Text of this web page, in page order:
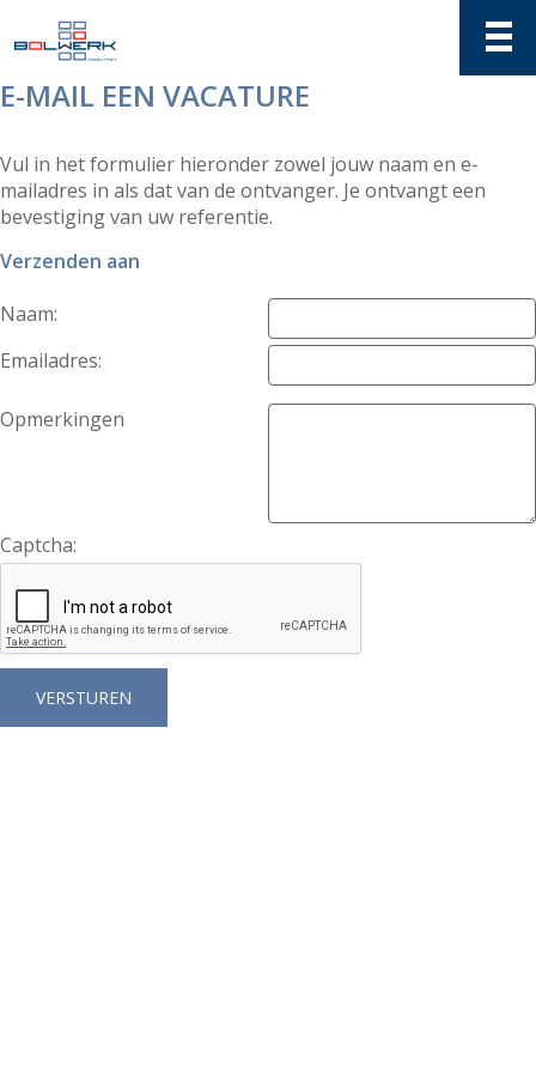
E-MAIL EEN VACATURE
Vul in het formulier hieronder zowel jouw naam en e-
mailadres in als dat van de ontvanger. Je ontvangt een
bevestiging van uw referentie.
Verzenden aan
Naam:
Emailadres:
Opmerkingen
Captcha: